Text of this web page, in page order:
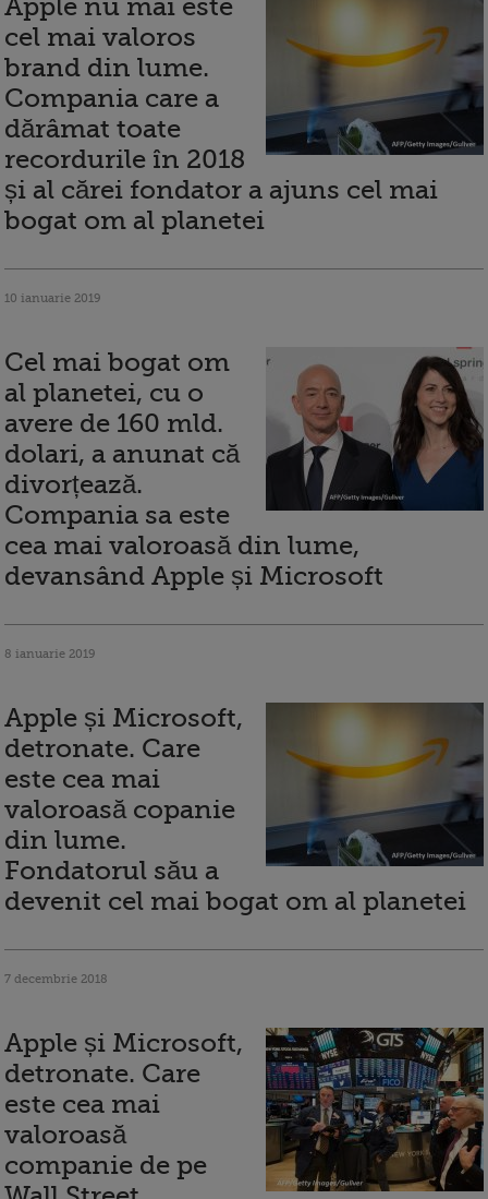
Apple nu mai este
cel mai valoros
brand din lume.
Compania care a
dărâmat toate
recordurile în 2018
și al cărei fondator a ajuns cel mai
bogat om al planetei
10 ianuarie 2019
Cel mai bogat om
al planetei, cu o
avere de 160 mld.
dolari, a anunat că
divorțează.
Compania sa este
cea mai valoroasă din lume,
devansând Apple și Microsoft
8 ianuarie 2019
Apple și Microsoft,
detronate. Care
este cea mai
valoroasă copanie
din lume.
Fondatorul său a
devenit cel mai bogat om al planetei
7 decembrie 2018
Apple și Microsoft,
detronate. Care
este cea mai
valoroasă
companie de pe